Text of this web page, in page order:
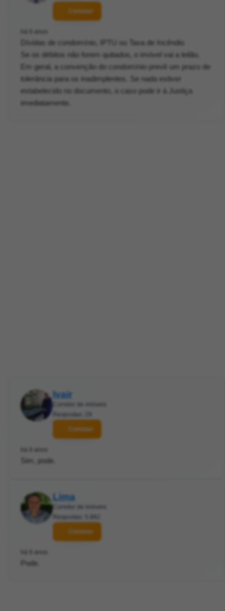
Contatar
há 6 anos
Dívidas de condomínio, IPTU ou Taxa de Incêndio
Se os débitos não forem quitados, o imóvel vai a leilão.
Em geral, a convenção do condomínio prevê um prazo de
tolerância para os inadimplentes. Se nada estiver
estabelecido no documento, o caso pode ir à Justiça
imediatamente.
Ivair
Corretor de imóveis
Respostas: 29
Contatar
há 6 anos
Sim, pode.
Lima
Corretor de imóveis
Respostas: 5.882
Contatar
há 6 anos
Pode.